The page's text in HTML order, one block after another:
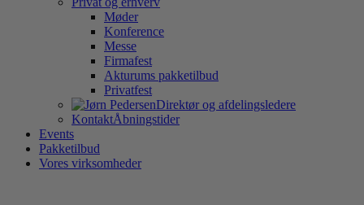
Møder
Konference
Messe
Firmafest
Akturums pakketilbud
Privatfest
Direktør og afdelingsledere
KontaktÅbningstider
Events
Pakketilbud
Vores virksomheder